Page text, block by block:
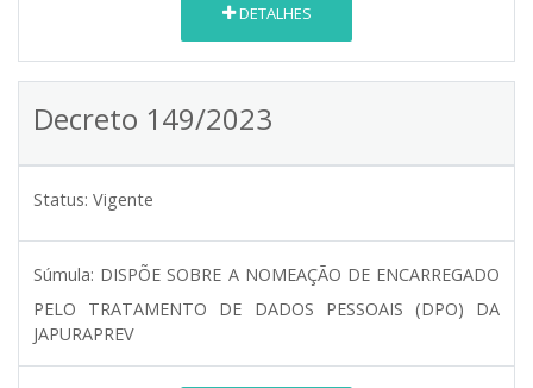
DETALHES
Decreto 149/2023
Status: Vigente
Súmula: DISPÕE SOBRE A NOMEAÇÃO DE ENCARREGADO
PELO TRATAMENTO DE DADOS PESSOAIS (DPO) DA
JAPURAPREV